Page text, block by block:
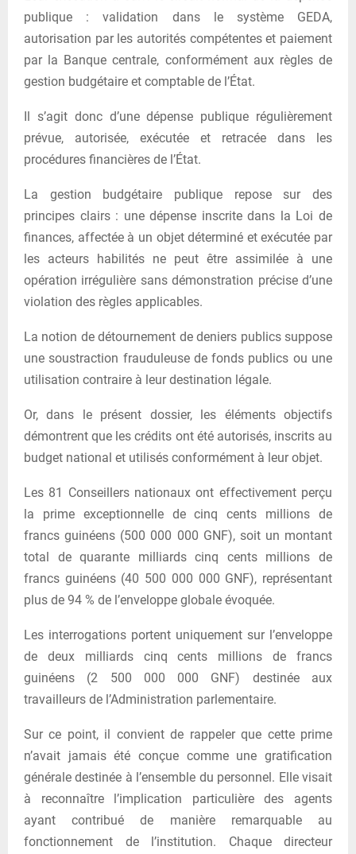
publique : validation dans le système GEDA,
autorisation par les autorités compétentes et paiement
par la Banque centrale, conformément aux règles de
gestion budgétaire et comptable de l’État.
Il s’agit donc d’une dépense publique régulièrement
prévue, autorisée, exécutée et retracée dans les
procédures financières de l’État.
La gestion budgétaire publique repose sur des
principes clairs : une dépense inscrite dans la Loi de
finances, affectée à un objet déterminé et exécutée par
les acteurs habilités ne peut être assimilée à une
opération irrégulière sans démonstration précise d’une
violation des règles applicables.
La notion de détournement de deniers publics suppose
une soustraction frauduleuse de fonds publics ou une
utilisation contraire à leur destination légale.
Or, dans le présent dossier, les éléments objectifs
démontrent que les crédits ont été autorisés, inscrits au
budget national et utilisés conformément à leur objet.
Les 81 Conseillers nationaux ont effectivement perçu
la prime exceptionnelle de cinq cents millions de
francs guinéens (500 000 000 GNF), soit un montant
total de quarante milliards cinq cents millions de
francs guinéens (40 500 000 000 GNF), représentant
plus de 94 % de l’enveloppe globale évoquée.
Les interrogations portent uniquement sur l’enveloppe
de deux milliards cinq cents millions de francs
guinéens (2 500 000 000 GNF) destinée aux
travailleurs de l’Administration parlementaire.
Sur ce point, il convient de rappeler que cette prime
n’avait jamais été conçue comme une gratification
générale destinée à l’ensemble du personnel. Elle visait
à reconnaître l’implication particulière des agents
ayant contribué de manière remarquable au
fonctionnement de l’institution. Chaque directeur